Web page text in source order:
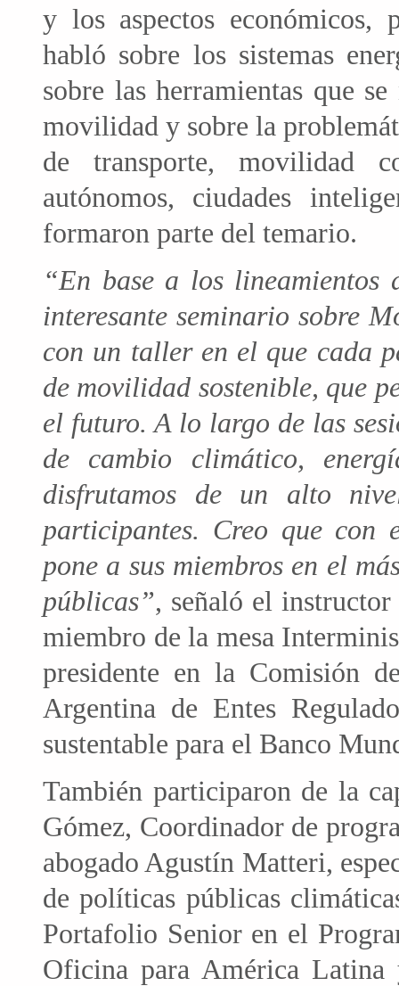
y los aspectos económicos,
habló sobre los sistemas
sobre las herramientas que
movilidad y sobre la
de transporte, movilidad
autónomos, ciudades
formaron parte del temario.
“En base a los lineamientos
interesante seminario sobre
con un taller en el que cada
de movilidad sostenible, que
el futuro. A lo largo de las
de cambio climático,
disfrutamos de un alto
participantes. Creo que con
pone a sus miembros en el
públicas”, señaló el
miembro de la mesa
presidente en la Comisión
Argentina de Entes
sustentable para el Banco
También participaron de la
Gómez, Coordinador de
abogado Agustín Matteri,
de políticas públicas
Portafolio Senior en el
Oficina para América Latina